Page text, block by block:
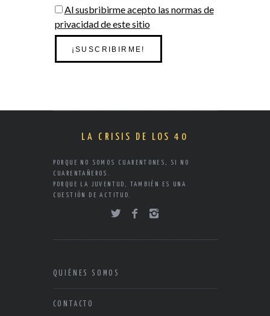
Al susbribirme acepto las normas de
privacidad de este sitio
LA CRISIS DE LOS 40
PORQUE NO SOMOS CUARENTONES, SI NO
CUARENTAÑEROS.
PORQUE LA JUVENTUD, TAMBIÉN ES UNA
CUESTIÓN DE ACTITUD.
QUIÉNES SOMOS
CONTACTO